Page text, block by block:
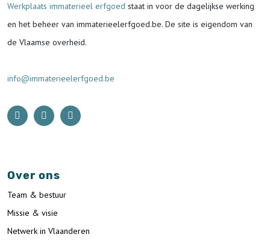
Werkplaats immaterieel erfgoed staat in voor de dagelijkse werking
en het beheer van immaterieelerfgoed.be. De site is eigendom van
de Vlaamse overheid.
info@immaterieelerfgoed.be
Over ons
Team & bestuur
Missie & visie
Netwerk in Vlaanderen